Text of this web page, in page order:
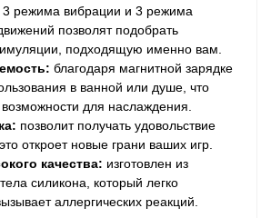
3 режима вибрации и 3 режима
позволят подобрать
подходящую именно вам.
благодаря магнитной зарядке
в ванной или душе, что
для наслаждения.
позволит получать удовольствие
откроет новые грани ваших игр.
качества: изготовлен из
силикона, который легко
аллергических реакций.